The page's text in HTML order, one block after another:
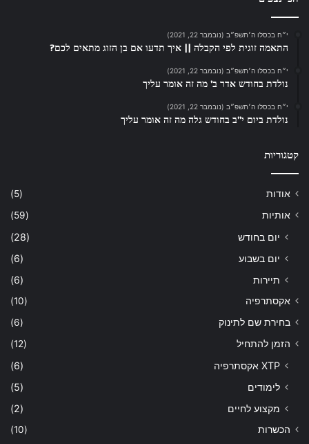
י״ח בכסלו ה׳תשפ״ב (נובמבר 22, 2021)
התאמה זוגית לפי הקבלה || איך תדעו אם בן הזוג מתאים לכם?
י״ח בכסלו ה׳תשפ״ב (נובמבר 22, 2021)
נולדת בחודש אדר ב’ מה זה אומר עליך
י״ח בכסלו ה׳תשפ״ב (נובמבר 22, 2021)
נולדת ביום י”ב בחודש גלה מה זה אומר עליך
קטגוריות
אודות
(5)
אותיות
(59)
יום בחודש
(28)
יום בשבוע
(6)
תיירות
(6)
אקסתרפיה
(10)
בחירת שם לתינוק
(6)
הזמן להתחיל
(12)
XTP אקסתרפיה
(6)
לימודים
(5)
מקצוע לחיים
(2)
הכשרות
(10)